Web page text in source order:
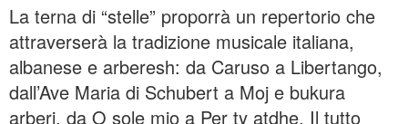
La terna di “stelle” proporrà un repertorio che
attraverserà la tradizione musicale italiana,
albanese e arberesh: da Caruso a Libertango,
dall’Ave Maria di Schubert a Moj e bukura
arberi, da O sole mio a Per ty atdhe. Il tutto